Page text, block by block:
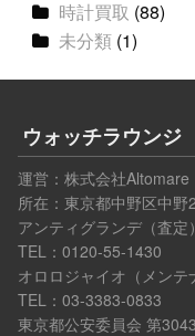
時計買取 (88)
未分類 (1)
ウォッチラウンジ
運営： 株式会社Altomare
所在：東京都中野区中
アンティグランデ（査定）
TEL：0120-55-1430
オロロジャイオ（メンテ
TEL：03-3383-0833
東京都公安委員会 第